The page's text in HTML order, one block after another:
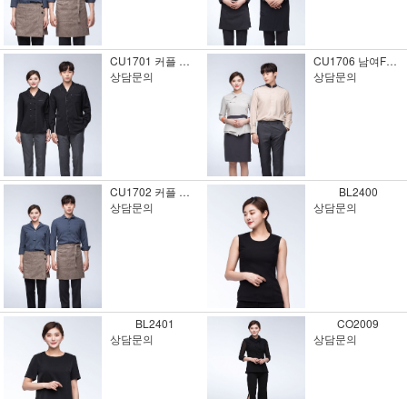
CU1701 커플 유니폼2
상담문의
CU1706 남여F&B [베이직스타일]
상담문의
CU1702 커플 유니폼3
상담문의
BL2400
상담문의
BL2401
상담문의
CO2009
상담문의